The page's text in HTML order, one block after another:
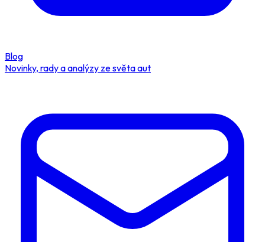
Blog
Novinky, rady a analýzy ze světa aut